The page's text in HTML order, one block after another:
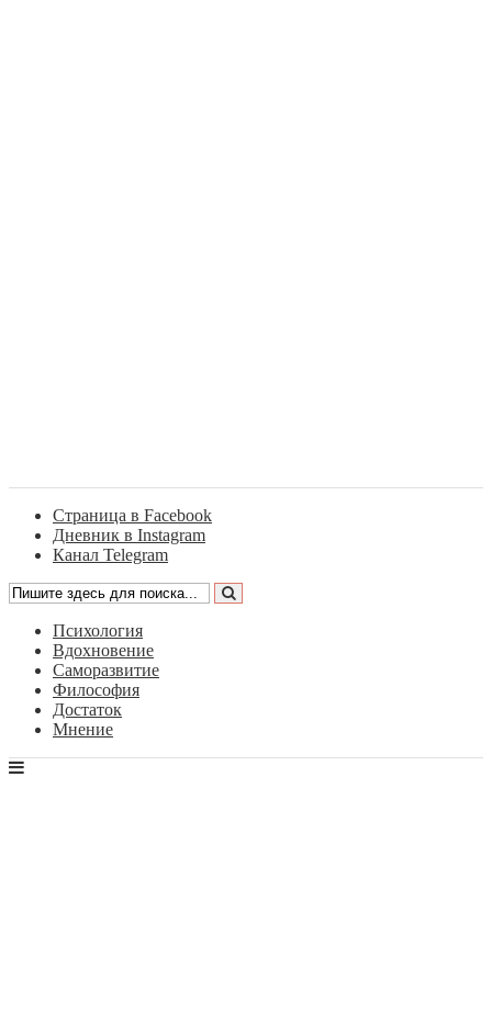
Страница в Facebook
Дневник в Instagram
Канал Telegram
Психология
Вдохновение
Саморазвитие
Философия
Достаток
Мнение